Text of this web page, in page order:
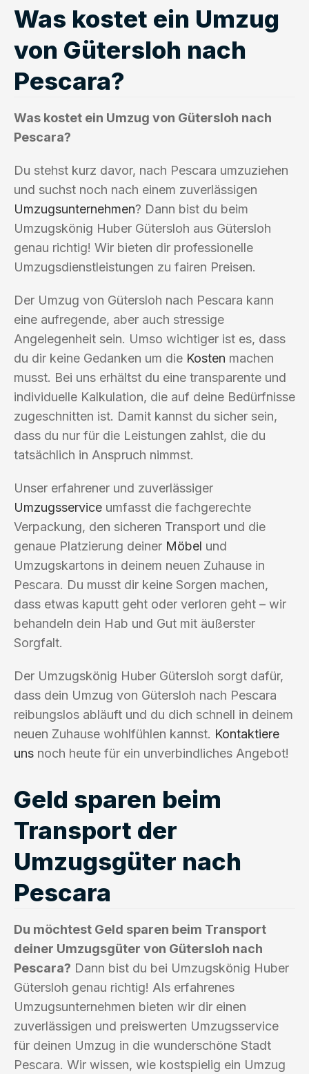
Was kostet ein Umzug
von Gütersloh nach
Pescara?
Was kostet ein Umzug von Gütersloh nach
Pescara?
Du stehst kurz davor, nach Pescara umzuziehen
und suchst noch nach einem zuverlässigen
Umzugsunternehmen? Dann bist du beim
Umzugskönig Huber Gütersloh aus Gütersloh
genau richtig! Wir bieten dir professionelle
Umzugsdienstleistungen zu fairen Preisen.
Der Umzug von Gütersloh nach Pescara kann
eine aufregende, aber auch stressige
Angelegenheit sein. Umso wichtiger ist es, dass
du dir keine Gedanken um die Kosten machen
musst. Bei uns erhältst du eine transparente und
individuelle Kalkulation, die auf deine Bedürfnisse
zugeschnitten ist. Damit kannst du sicher sein,
dass du nur für die Leistungen zahlst, die du
tatsächlich in Anspruch nimmst.
Unser erfahrener und zuverlässiger
Umzugsservice umfasst die fachgerechte
Verpackung, den sicheren Transport und die
genaue Platzierung deiner Möbel und
Umzugskartons in deinem neuen Zuhause in
Pescara. Du musst dir keine Sorgen machen,
dass etwas kaputt geht oder verloren geht – wir
behandeln dein Hab und Gut mit äußerster
Sorgfalt.
Der Umzugskönig Huber Gütersloh sorgt dafür,
dass dein Umzug von Gütersloh nach Pescara
reibungslos abläuft und du dich schnell in deinem
neuen Zuhause wohlfühlen kannst. Kontaktiere
uns noch heute für ein unverbindliches Angebot!
Geld sparen beim
Transport der
Umzugsgüter nach
Pescara
Du möchtest Geld sparen beim Transport
deiner Umzugsgüter von Gütersloh nach
Pescara? Dann bist du bei Umzugskönig Huber
Gütersloh genau richtig! Als erfahrenes
Umzugsunternehmen bieten wir dir einen
zuverlässigen und preiswerten Umzugsservice
für deinen Umzug in die wunderschöne Stadt
Pescara. Wir wissen, wie kostspielig ein Umzug